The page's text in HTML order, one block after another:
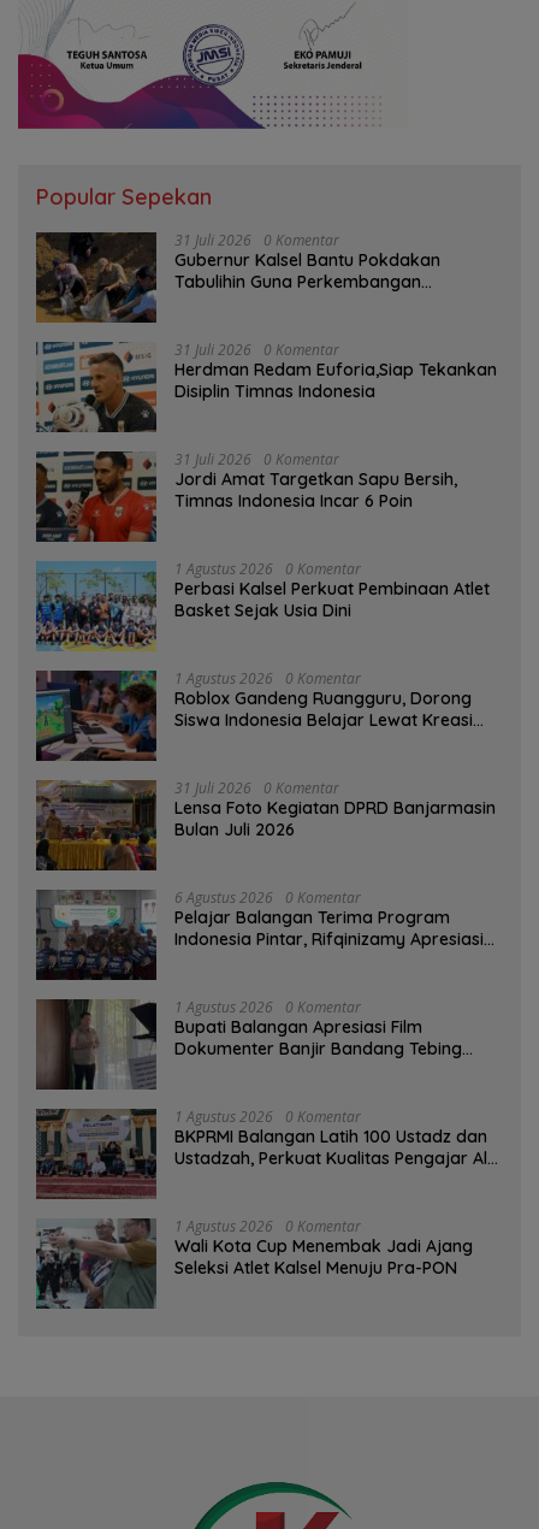
Popular Sepekan
31 Juli 2026 0 Komentar
Gubernur Kalsel Bantu Pokdakan
Tabulihin Guna Perkembangan
31 Juli 2026 0 Komentar
Herdman Redam Euforia,Siap Tekankan
Disiplin Timnas Indonesia
31 Juli 2026 0 Komentar
Jordi Amat Targetkan Sapu Bersih,
Timnas Indonesia Incar 6 Poin
1 Agustus 2026 0 Komentar
Perbasi Kalsel Perkuat Pembinaan Atlet
Basket Sejak Usia Dini
1 Agustus 2026 0 Komentar
Roblox Gandeng Ruangguru, Dorong
Siswa Indonesia Belajar Lewat Kreasi
31 Juli 2026 0 Komentar
Lensa Foto Kegiatan DPRD Banjarmasin
Bulan Juli 2026
6 Agustus 2026 0 Komentar
Pelajar Balangan Terima Program
Indonesia Pintar, Rifqinizamy Apresiasi
1 Agustus 2026 0 Komentar
Bupati Balangan Apresiasi Film
Dokumenter Banjir Bandang Tebing
1 Agustus 2026 0 Komentar
BKPRMI Balangan Latih 100 Ustadz dan
Ustadzah, Perkuat Kualitas Pengajar Al-
1 Agustus 2026 0 Komentar
Wali Kota Cup Menembak Jadi Ajang
Seleksi Atlet Kalsel Menuju Pra-PON